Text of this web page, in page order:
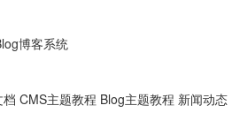
博客系统
CMS主题教程 Blog主题教程 新闻动态